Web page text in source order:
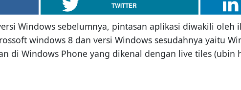
TWITTER
Windows sebelumnya, pintasan aplikasi diwakili
windows 8 dan versi Windows sesudahnya yaitu
di Windows Phone yang dikenal dengan live tiles (ubin